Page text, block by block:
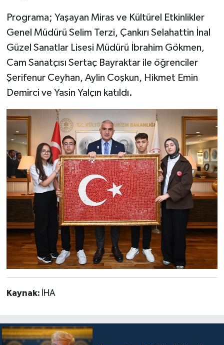
Programa; Yaşayan Miras ve Kültürel Etkinlikler
Genel Müdürü Selim Terzi, Çankırı Selahattin İnal
Güzel Sanatlar Lisesi Müdürü İbrahim Gökmen,
Cam Sanatçısı Sertaç Bayraktar ile öğrenciler
Şerifenur Ceyhan, Aylin Coşkun, Hikmet Emin
Demirci ve Yasin Yalçın katıldı.
Kaynak: İHA